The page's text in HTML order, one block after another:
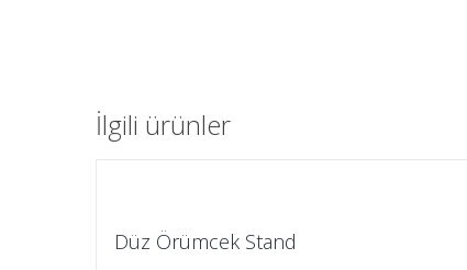
İlgili ürünler
Düz Örümcek Stand